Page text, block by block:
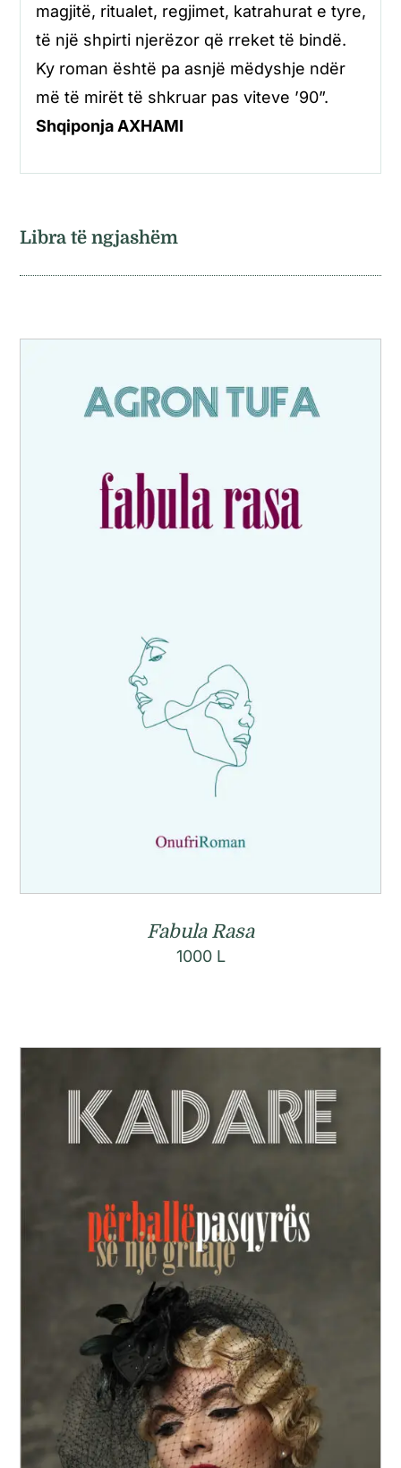
magjitë, ritualet, regjimet, katrahurat e tyre,
të një shpirti njerëzor që rreket të bindë.
Ky roman është pa asnjë mëdyshje ndër
më të mirët të shkruar pas viteve ’90”.
Shqiponja AXHAMI
Libra të ngjashëm
Fabula Rasa
1000 L